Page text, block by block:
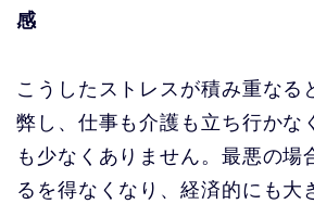
感
こうしたストレスが積み重なる
弊し、仕事も介護も立ち行かな
も少なくありません。最悪の場
るを得なくなり、経済的にも大